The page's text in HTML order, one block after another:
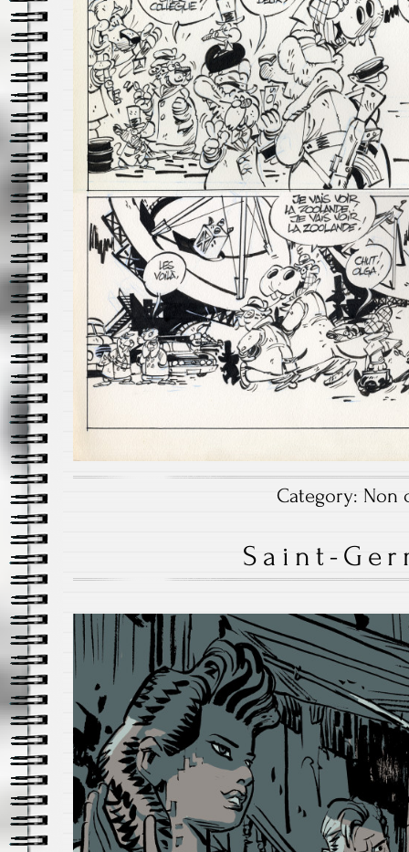
Category: Non
Saint-